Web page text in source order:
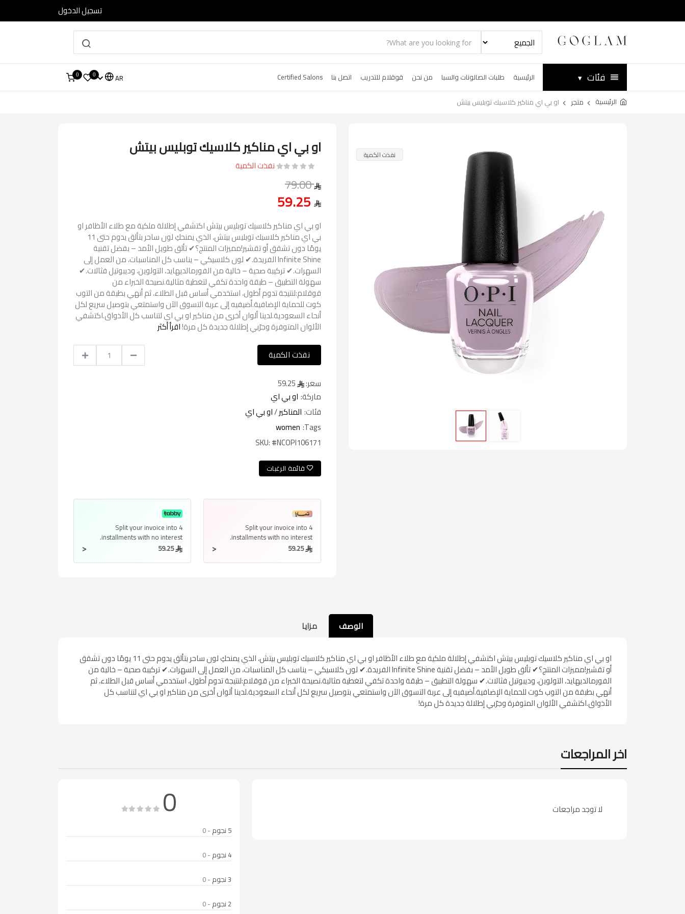
تسجيل الدخول
فئات ▾ الرئيسية طلبات الصالونات والسبا من نحن قوقلام للتدريب اتصل بنا Certified Salons
AR
0
0
الرئيسية متجر او بي اي مناكير كلاسيك توبليس بيتش
نفذت الكمية او بي اي مناكير كلاسيك توبليس بيتش
نفذت الكمية
79.00
او بي اي مناكير كلاسيك توبليس بيتش اكتشفي إطلالة ملكية مع طلاء الأظافر او
بي اي مناكير كلاسيك توبليس بيتش، الذي يمنحكِ لون ساحر بتألق يدوم حتى 11
يومًا دون تشقق أو تقشير!مميزات المنتج؟✔ تألق طويل الأمد – بفضل تقنية
Infinite Shine الفريدة.✔ لون كلاسيكي – يناسب كل المناسبات، من العمل إلى
السهرات.✔ تركيبة صحية – خالية من الفورمالديهايد، التولوين، وديبوتيل فثالات.✔
سهولة التطبيق – طبقة واحدة تكفي لتغطية مثالية.نصيحة الخبراء من
قوقلام:لنتيجة تدوم أطول، استخدمي أساس قبل الطلاء، ثم أنهي بطبقة من التوب
كوت للحماية الإضافية.أضيفيه إلى عربة التسوق الآن واستمتعي بتوصيل سريع لكل
أنحاء السعودية.لدينا ألوان أخرى من مناكير او بي اي لتناسب كل الأذواق.اكتشفي
الألوان المتوفرة وجرّبي إطلالة جديدة كل مرة!اقرأ أكثر
نفذت الكمية
سعر:
ماركة: او بي اي
فئات: المناكير/او بي اي
Tags:
women
SKU:#NCOPI106171
قائمة الرغبات
Split your invoice into 4
installmentswith no interest.
< 59.25
Split your invoice into 4
installmentswith no interest.
< 59.25
الوصف مزايا
او بي اي مناكير كلاسيك توبليس بيتش اكتشفي إطلالة ملكية مع طلاء الأظافر او بي اي مناكير كلاسيك توبليس بيتش، الذي يمنحكِ لون ساحر بتألق يدوم حتى 11 يومًا دون تشقق
أو تقشير!مميزات المنتج؟✔ تألق طويل الأمد – بفضل تقنية Infinite Shine الفريدة.✔ لون كلاسيكي – يناسب كل المناسبات، من العمل إلى السهرات.✔ تركيبة صحية – خالية من
الفورمالديهايد، التولوين، وديبوتيل فثالات.✔ سهولة التطبيق – طبقة واحدة تكفي لتغطية مثالية.نصيحة الخبراء من قوقلام:لنتيجة تدوم أطول، استخدمي أساس قبل الطلاء، ثم
أنهي بطبقة من التوب كوت للحماية الإضافية.أضيفيه إلى عربة التسوق الآن واستمتعي بتوصيل سريع لكل أنحاء السعودية.لدينا ألوان أخرى من مناكير او بي اي لتناسب كل
الأذواق.اكتشفي الألوان المتوفرة وجرّبي إطلالة جديدة كل مرة!
اخر المراجعات
لا توجد مراجعات 0
5 نجوم
- 0
4 نجوم
- 0
3 نجوم
- 0
2 نجوم
- 0